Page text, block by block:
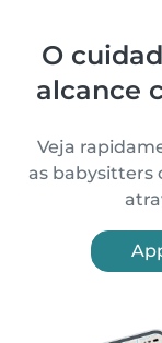
O
alcance
Veja
as babysitters